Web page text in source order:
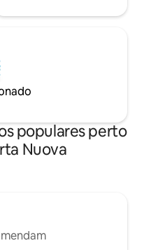
populares perto
Nuova